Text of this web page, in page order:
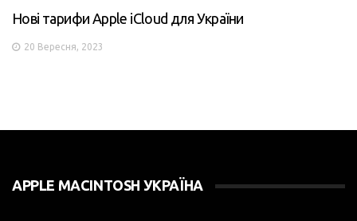
Нові тарифи Apple iCloud для України
20 Вересня, 2023
APPLE MACINTOSH УКРАЇНА